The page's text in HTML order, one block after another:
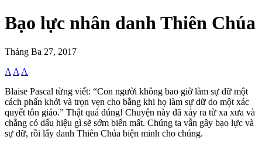
Bạo lực nhân danh Thiên Chúa
Tháng Ba 27, 2017
A A A
Blaise Pascal từng viết: “Con người không bao giờ làm sự dữ một
cách phấn khởi và trọn vẹn cho bằng khi họ làm sự dữ do một xác
quyết tôn giáo.” Thật quá đúng! Chuyện này đã xảy ra từ xa xưa và
chẳng có dấu hiệu gì sẽ sớm biến mất. Chúng ta vẫn gây bạo lực và
sự dữ, rồi lấy danh Thiên Chúa biện minh cho chúng.